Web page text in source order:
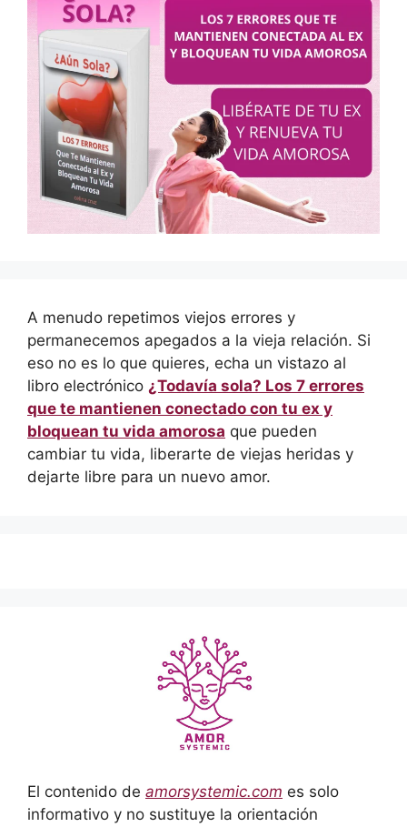
A menudo repetimos viejos errores y
permanecemos apegados a la vieja relación. Si
eso no es lo que quieres, echa un vistazo al
libro electrónico ¿Todavía sola? Los 7 errores
que te mantienen conectado con tu ex y
bloquean tu vida amorosa que pueden
cambiar tu vida, liberarte de viejas heridas y
dejarte libre para un nuevo amor.
El contenido de amorsystemic.com es solo
informativo y no sustituye la orientación